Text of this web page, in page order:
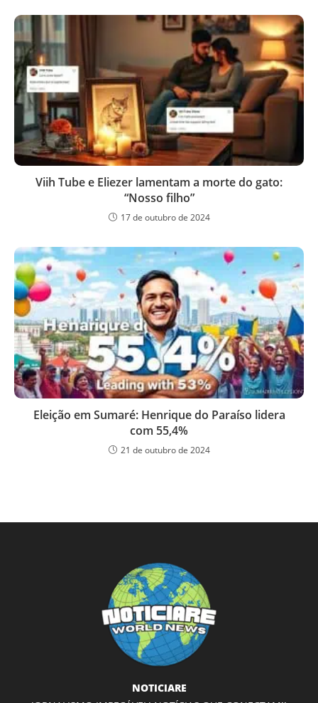
Viih Tube e Eliezer lamentam a morte do gato:
“Nosso filho”
17 de outubro de 2024
Eleição em Sumaré: Henrique do Paraíso lidera
com 55,4%
21 de outubro de 2024
NOTICIARE